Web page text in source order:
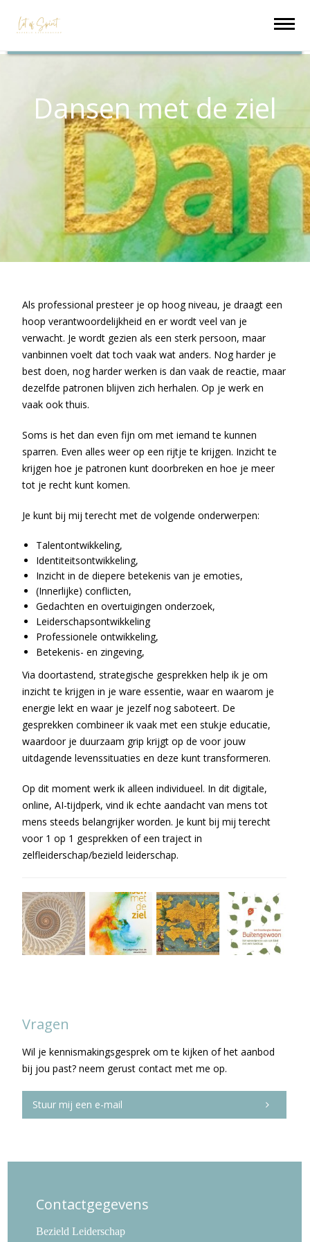
Dansen met de ziel
Als professional presteer je op hoog niveau, je draagt een
hoop verantwoordelijkheid en er wordt veel van je
verwacht. Je wordt gezien als een sterk persoon, maar
vanbinnen voelt dat toch vaak wat anders. Nog harder je
best doen, nog harder werken is dan vaak de reactie, maar
dezelfde patronen blijven zich herhalen. Op je werk en
vaak ook thuis.
Soms is het dan even fijn om met iemand te kunnen
sparren. Even alles weer op een rijtje te krijgen. Inzicht te
krijgen hoe je patronen kunt doorbreken en hoe je meer
tot je recht kunt komen.
Je kunt bij mij terecht met de volgende onderwerpen:
Talentontwikkeling,
Identiteitsontwikkeling,
Inzicht in de diepere betekenis van je emoties,
(Innerlijke) conflicten,
Gedachten en overtuigingen onderzoek,
Leiderschapsontwikkeling
Professionele ontwikkeling,
Betekenis- en zingeving,
Via doortastend, strategische gesprekken help ik je om
inzicht te krijgen in je ware essentie, waar en waarom je
energie lekt en waar je jezelf nog saboteert. De
gesprekken combineer ik vaak met een stukje educatie,
waardoor je duurzaam grip krijgt op de voor jouw
uitdagende levenssituaties en deze kunt transformeren.
Op dit moment werk ik alleen individueel. In dit digitale,
online, AI-tijdperk, vind ik echte aandacht van mens tot
mens steeds belangrijker worden. Je kunt bij mij terecht
voor 1 op 1 gesprekken of een traject in
zelfleiderschap/bezield leiderschap.
Vragen
Wil je kennismakingsgesprek om te kijken of het aanbod
bij jou past? neem gerust contact met me op.
Stuur mij een e-mail
Contactgegevens
Bezield Leiderschap